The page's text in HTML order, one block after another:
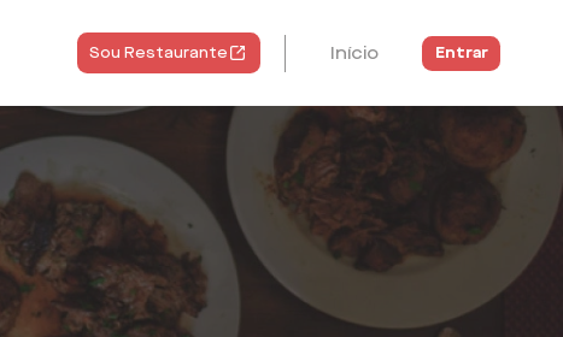
Sou Restaurante Início Entrar